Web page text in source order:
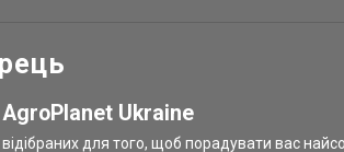
Ukraine
відібраних для того, щоб порадувати вас